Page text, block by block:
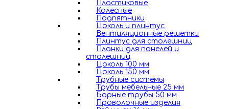
Пластиковые
Колесные
Подпятники
Цоколь и плинтус
Вентиляционные решетки
Плинтус для столешниц
Планки для панелей и
столешниц
Цоколь 100 мм
Цоколь 150 мм
Трубные системы
Трубы мебельные 25 мм
Барные трубы 50 мм
Проволочные изделия